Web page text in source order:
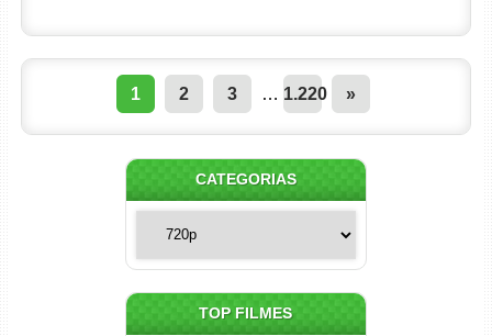
1 2 3 … 1.220 »
CATEGORIAS
TOP FILMES